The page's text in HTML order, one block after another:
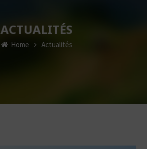
ACTUALITÉS
Home Actualités